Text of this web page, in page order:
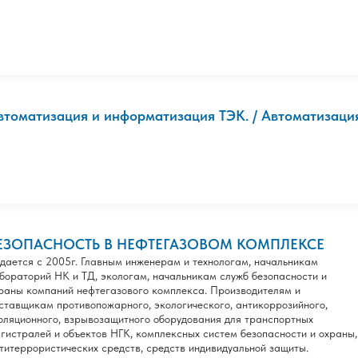
и информатизация ТЭК. /
В НЕФТЕГАЗОВОМ КОМПЛЕКСЕ
с 2005г. Главным инженерам и технологам, начальникам
НК и ТД, экологам, начальникам служб безопасности и
компаний нефтегазового комплекса. Производителям и
противопожарного, экологического, антикоррозийного,
взрывозащитного оборудования для транспортных
и объектов НГК, комплексных систем безопасности и охраны,
средств, средств индивидуальной защиты.